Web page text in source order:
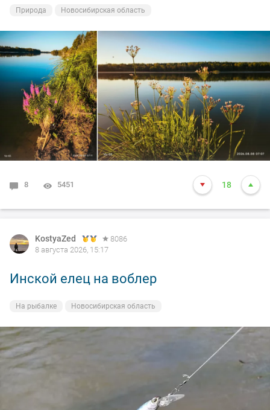
Природа Новосибирская область
8 5451 18
KostyaZed
8086
8 августа 2026, 15:17
Инской елец на воблер
На рыбалке Новосибирская область